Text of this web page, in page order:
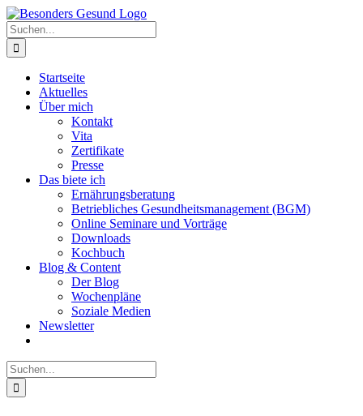
Zum
Inhalt
springen
Suche
nach:
Startseite
Aktuelles
Über mich
Kontakt
Vita
Zertifikate
Presse
Das biete ich
Ernährungsberatung
Betriebliches Gesundheitsmanagement (BGM)
Online Seminare und Vorträge
Downloads
Kochbuch
Blog & Content
Der Blog
Wochenpläne
Soziale Medien
Newsletter
Suche
nach: